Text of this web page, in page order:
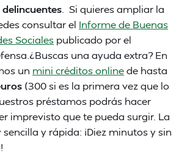
. Si quieres ampliar la
consultar el Informe de Buenas
Sociales publicado por el
una ayuda extra? En
un mini créditos onlinede hasta
(300 si es la primera vez que lo
préstamos podrás hacer
imprevisto que te pueda surgir. La
y rápida: ¡Diez minutos y sin